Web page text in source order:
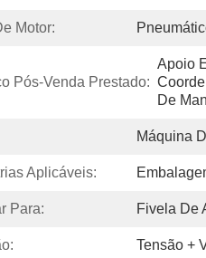
Motor:
Pós-Venda Prestado:
Apoio
De
Máquina
Aplicáveis:
Para: Fivela De
Tensão +